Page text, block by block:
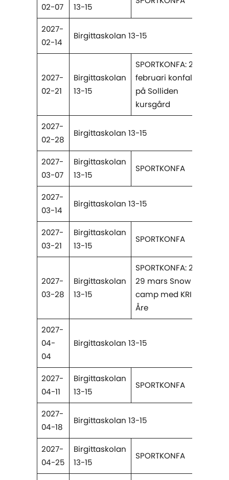
02-07
13-15
2027-
02-14
Birgittaskolan 13-15
2027-
02-21
Birgittaskolan
13-15
SPORTKONFA: 21-24
februari konfaläger
på Solliden
kursgård
2027-
02-28
Birgittaskolan 13-15
2027-
03-07
Birgittaskolan
13-15
SPORTKONFA
2027-
03-14
Birgittaskolan 13-15
2027-
03-21
Birgittaskolan
13-15
SPORTKONFA
2027-
03-28
Birgittaskolan
13-15
SPORTKONFA: 25-
29 mars Snow
camp med KRIK i
Åre
2027-
04-
04
Birgittaskolan 13-15
2027-
04-11
Birgittaskolan
13-15
SPORTKONFA
2027-
04-18
Birgittaskolan 13-15
2027-
04-25
Birgittaskolan
13-15
SPORTKONFA